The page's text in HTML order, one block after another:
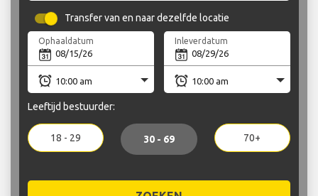
Transfer van en naar dezelfde locatie
Ophaaldatum Inleverdatum
Leeftijd bestuurder:
18 - 29 30 - 69 70+